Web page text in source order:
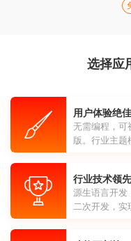
选择应
用户体验绝佳
无需编程，可
版。行业主题
行业技术领先
源生语言开发
二次开发，实